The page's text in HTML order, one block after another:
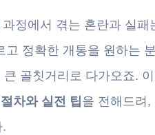
과정에서 겪는 혼란과 실패
정확한 개통을 원하는
골칫거리로 다가오죠.
차와 실전 팁 을 전해드려,